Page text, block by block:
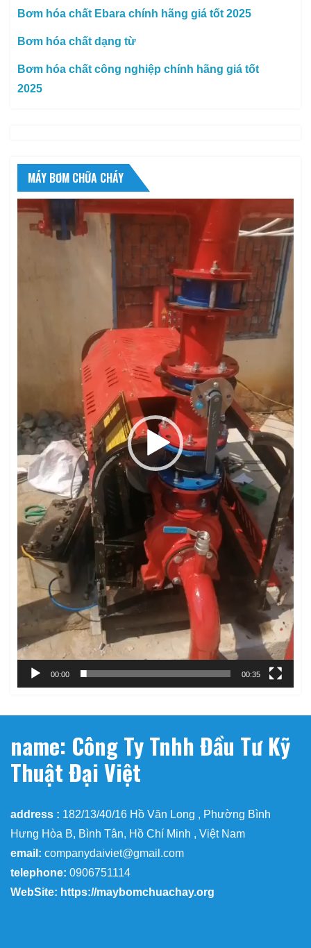
Bơm hóa chất Ebara chính hãng giá tốt 2025
Bơm hóa chất dạng từ
Bơm hóa chất công nghiệp chính hãng giá tốt
2025
MÁY BƠM CHỮA CHÁY
Trình
chơi
00:00 00:35
name: Công Ty Tnhh Đầu Tư Kỹ
Thuật Đại Việt
address : 182/13/40/16 Hồ Văn Long , Phường Bình
Hưng Hòa B, Bình Tân, Hồ Chí Minh , Việt Nam
email: companydaiviet@gmail.com
telephone: 0906751114
WebSite: https://maybomchuachay.org